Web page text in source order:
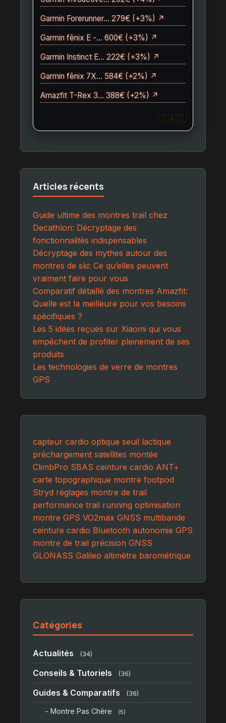
Garmin Forerunner… 279€ (+3%) ↗
Garmin fēnix E -… 600€ (+3%) ↗
Garmin Instinct E… 222€ (+3%) ↗
Garmin fēnix 7X… 584€ (+2%) ↗
Amazfit T-Rex 3… 388€ (+2%) ↗
Voir tout
Articles récents
Guide ultime des montres trail chez
Decathlon: Décryptage des
fonctionnalités indispensables
Décryptage des mythes autour des
montres de ski: Ce qu’elles peuvent
vraiment faire pour vous
Comparatif détaillé des montres Amazfit:
Quelle est la meilleure pour vos besoins
spécifiques ?
Les 5 idées reçues sur Xiaomi qui vous
empêchent de profiter pleinement de ses
produits
Les technologies de verre de montres
GPS
capteur cardio optique seuil lactique
préchargement satellites montée
ClimbPro SBAS ceinture cardio ANT+
carte topographique montre footpod
Stryd réglages montre de trail
performance trail running optimisation
montre GPS VO2max GNSS multibande
ceinture cardio Bluetooth autonomie GPS
montre de trail précision GNSS
GLONASS Galileo altimètre barométrique
Catégories
Actualités (34)
Conseils & Tutoriels (36)
Guides & Comparatifs (36)
- Montre Pas Chère (5)